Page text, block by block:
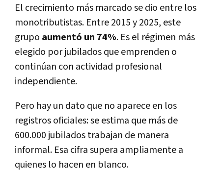
El crecimiento más marcado se dio entre los
monotributistas. Entre 2015 y 2025, este
grupo aumentó un 74%. Es el régimen más
elegido por jubilados que emprenden o
continúan con actividad profesional
independiente.
Pero hay un dato que no aparece en los
registros oficiales: se estima que más de
600.000 jubilados trabajan de manera
informal. Esa cifra supera ampliamente a
quienes lo hacen en blanco.